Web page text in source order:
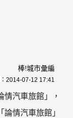
棒!城市彙編
2014-07-12 17:41
汽車旅館」，
情汽車旅館」